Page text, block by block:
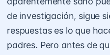
de investigación, sigue
respuestas es lo que
padres. Pero antes de